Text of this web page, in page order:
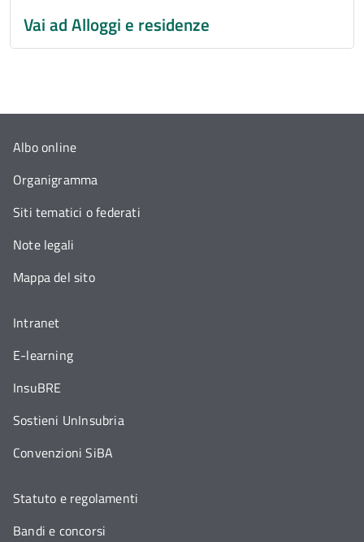
Vai ad Alloggi e residenze
Albo online
Organigramma
Siti tematici o federati
Note legali
Mappa del sito
Intranet
E-learning
InsuBRE
Sostieni UnInsubria
Convenzioni SiBA
Statuto e regolamenti
Bandi e concorsi